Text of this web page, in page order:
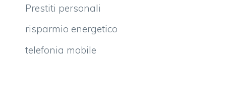
Prestiti personali
risparmio energetico
telefonia mobile